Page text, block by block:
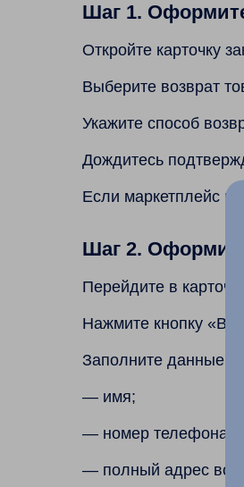
Шаг 1.
Откройте карточку
Выберите возврат
Укажите способ
Дождитесь
Если маркетплейс
Шаг 2.
Перейдите в
Нажмите кнопку
Заполните данные
— имя;
— номер телефона;
— полный адрес